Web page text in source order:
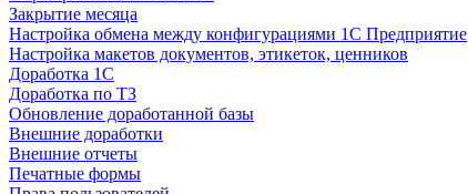
Закрытие месяца
Настройка обмена между конфигурациями 1С Предприятие
Настройка макетов документов, этикеток, ценников
Доработка 1С
Доработка по ТЗ
Обновление доработанной базы
Внешние доработки
Внешние отчеты
Печатные формы